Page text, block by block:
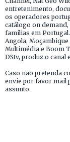
entretenimento,
os operadores
catálogo on
famílias em
Angola, Moçambique
Multimédia e Boom
DStv, produz o canal
Caso não pretenda
envie por favor mail
assunto.